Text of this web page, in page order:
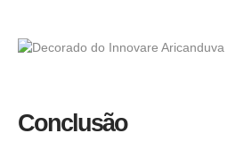
Conclusão